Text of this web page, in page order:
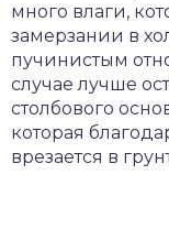
много влаги,
замерзании в
пучинистым
случае лучше
столбового
которая
врезается в